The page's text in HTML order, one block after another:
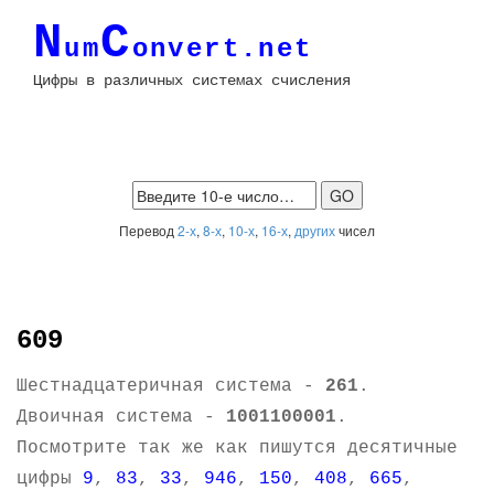
NumConvert.net
Цифры в различных системах счисления
Перевод 2-х, 8-х, 10-х, 16-х, другихчисел
609
Шестнадцатеричная система - 261 .
Двоичная система - 1001100001 .
Посмотрите так же как пишутся десятичные
цифры 9, 83, 33, 946, 150, 408, 665,